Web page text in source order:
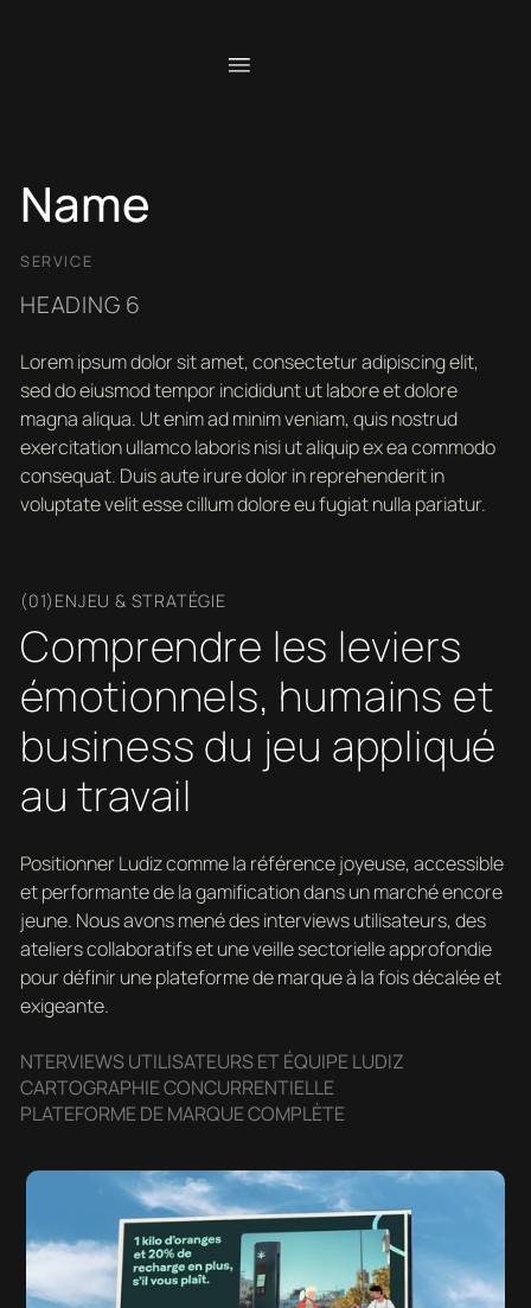
Name
SERVICE
HEADING 6
Lorem ipsum dolor sit amet, consectetur adipiscing elit,
sed do eiusmod tempor incididunt ut labore et dolore
magna aliqua. Ut enim ad minim veniam, quis nostrud
exercitation ullamco laboris nisi ut aliquip ex ea commodo
consequat. Duis aute irure dolor in reprehenderit in
voluptate velit esse cillum dolore eu fugiat nulla pariatur.
(01)ENJEU & STRATÉGIE
Comprendre les leviers
émotionnels, humains et
business du jeu appliqué
au travail
Positionner Ludiz comme la référence joyeuse, accessible
et performante de la gamification dans un marché encore
jeune. Nous avons mené des interviews utilisateurs, des
ateliers collaboratifs et une veille sectorielle approfondie
pour définir une plateforme de marque à la fois décalée et
exigeante.
NTERVIEWS UTILISATEURS ET ÉQUIPE LUDIZ
CARTOGRAPHIE CONCURRENTIELLE
PLATEFORME DE MARQUE COMPLÈTE